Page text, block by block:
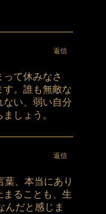
返信
て休みなさ
す。誰も無敵な
ない、弱い自分
しょう。
返信
葉、本当にあり
まることも、生
んだと感じま